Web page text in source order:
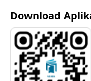
Download